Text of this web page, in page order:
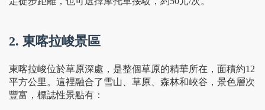
2. 東喀拉峻景區
東喀拉峻位於草原深處，是整個草原的精華所在，面積約12
平方公里。這裡融合了雪山、草原、森林和峽谷，景色層次
豐富，標誌性景點有：